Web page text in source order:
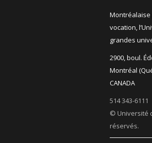
vocation,
grandes
2900, boul.
Montréal
CANADA
514 343-6111
© Université
réservés.